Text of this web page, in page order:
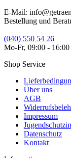
E-Mail:
Bestellung und
(040) 550 54 26
Mo-Fr, 09:00 -
Shop Service
Über uns
AGB
Impressum
Datenschutz
Kontakt